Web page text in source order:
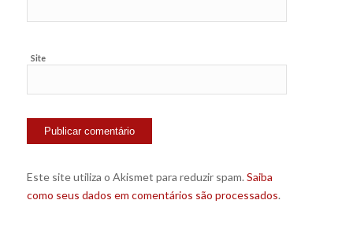
Site
Este site utiliza o Akismet para reduzir spam. Saiba
como seus dados em comentários são processados.